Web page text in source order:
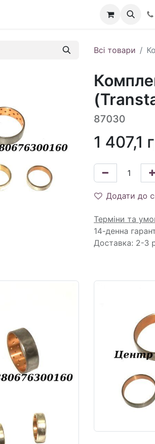
Всі товари
87030
1 407,1
Додати до
Терміни та
14-денна
Доставка: 2-3